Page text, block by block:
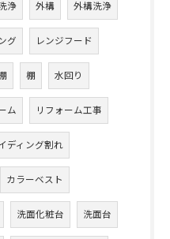
浄 外構 外構洗浄
グ レンジフード
棚 水回り
ム リフォーム工事
ディング割れ
カラーベスト
洗面化粧台 洗面台